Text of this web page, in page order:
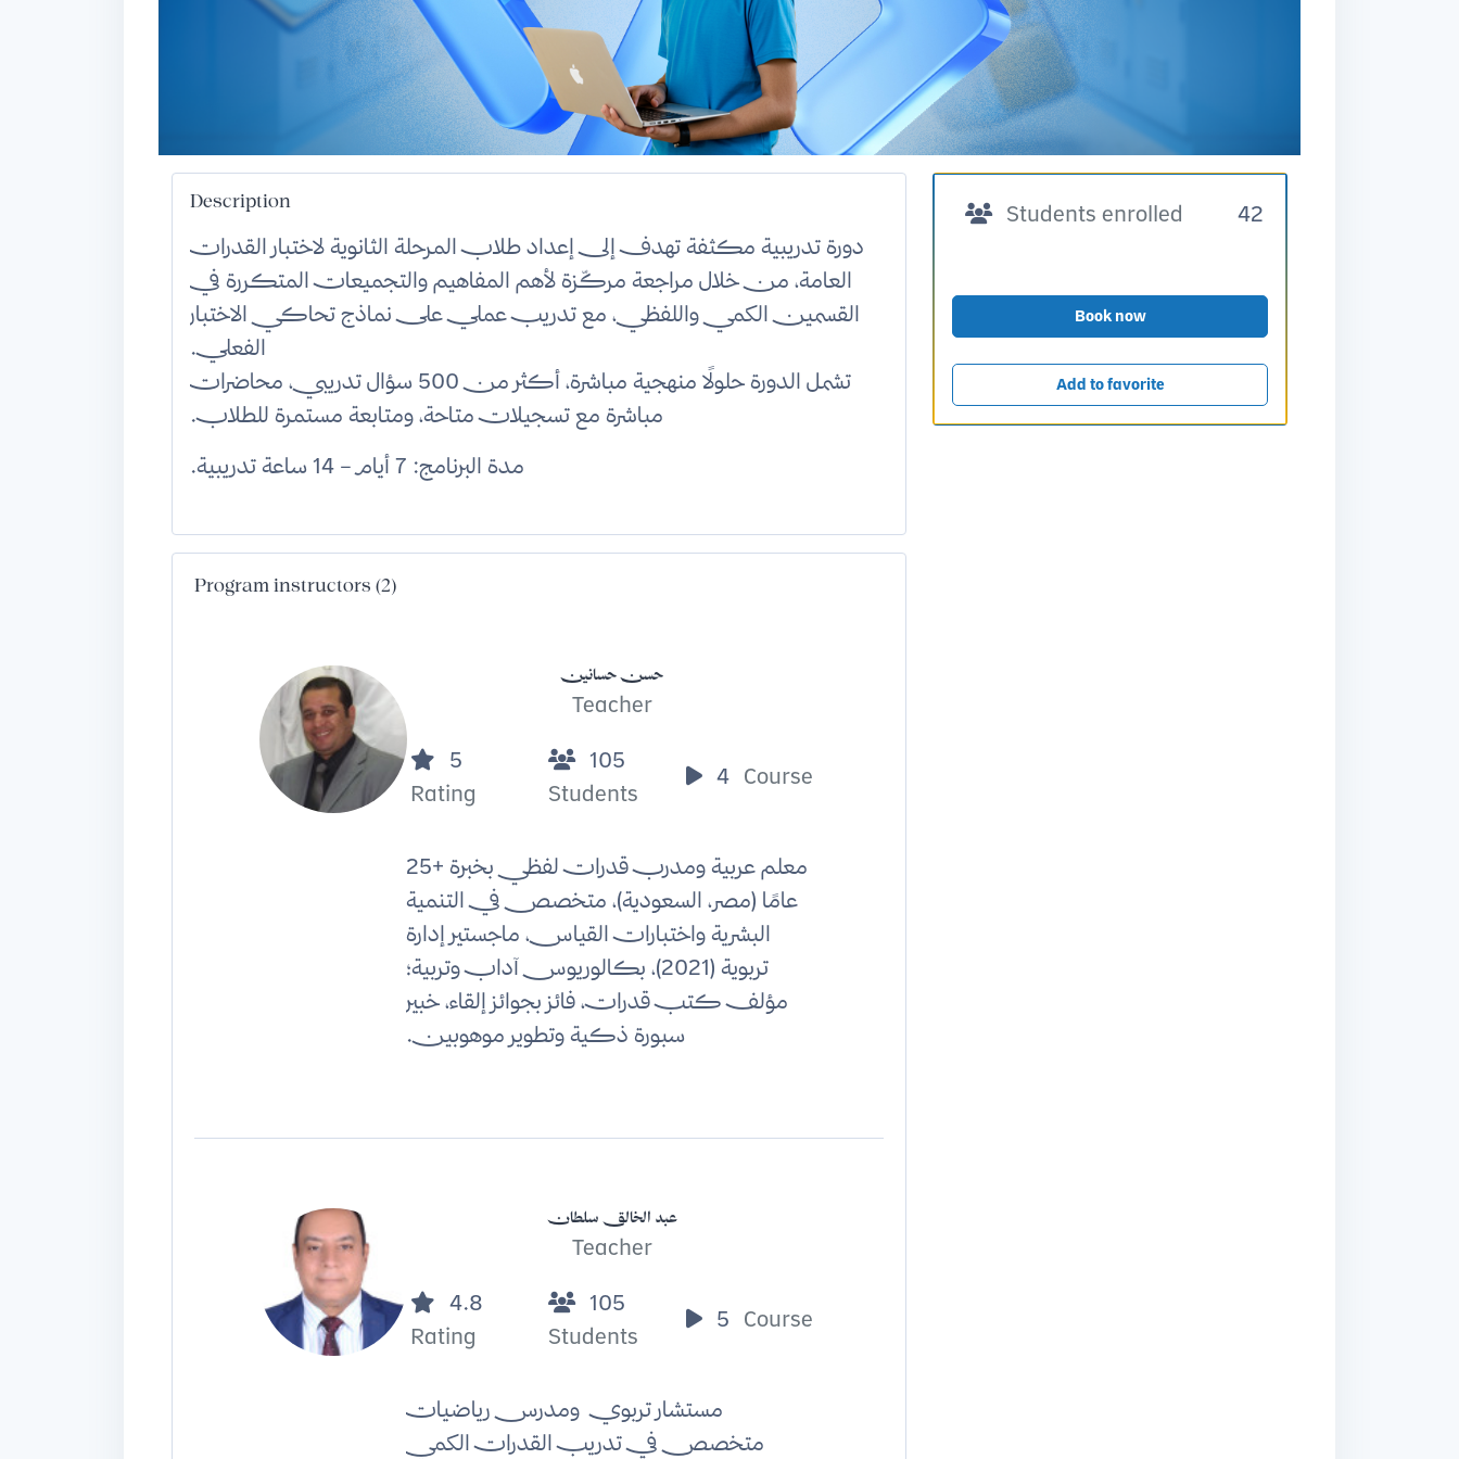
Students enrolled 42
Book now
Add to favorite
Description
دورة تدريبية مكثفة تهدف إلى إعداد طلاب المرحلة الثانوية لاختبار القدرات
العامة، من خلال مراجعة مركّزة لأهم المفاهيم والتجميعات المتكررة في
القسمين الكمي واللفظي، مع تدريب عملي على نماذج تحاكي الاختبار
الفعلي.
تشمل الدورة حلولًا منهجية مباشرة، أكثر من 500 سؤال تدريبي، محاضرات
مباشرة مع تسجيلات متاحة، ومتابعة مستمرة للطلاب.
مدة البرنامج: 7 أيام – 14 ساعة تدريبية.
Program instructors (2)
حسن حسانين
Teacher
5
Rating
105
Students
4 Course
معلم عربية ومدرب قدرات لفظي بخبرة +25
عامًا (مصر، السعودية)، متخصص في التنمية
البشرية واختبارات القياس، ماجستير إدارة
تربوية (2021)، بكالوريوس آداب وتربية؛
مؤلف كتب قدرات، فائز بجوائز إلقاء، خبير
سبورة ذكية وتطوير موهوبين.
عبد الخالق سلطان
Teacher
4.8
Rating
105
Students
5 Course
مستشار تربوي ومدرس رياضيات
متخصص في تدريب القدرات الكمي